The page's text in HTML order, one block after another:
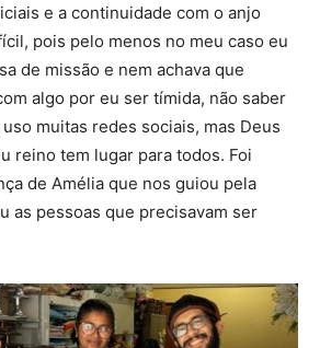
e a continuidade com o anjo
pois pelo menos no meu caso eu
de missão e nem achava que
algo por eu ser tímida, não saber
muitas redes sociais, mas Deus
reino tem lugar para todos. Foi
de Amélia que nos guiou pela
as pessoas que precisavam ser